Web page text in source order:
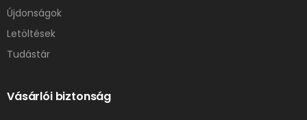
Újdonságok
Letöltések
Tudástár
Vásárlói biztonság